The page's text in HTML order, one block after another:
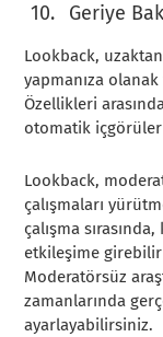
Geriye Bak
Lookback,
yapmanıza olanak
Özellikleri
otomatik içgörüler
Lookback,
çalışmaları
çalışma
etkileşime
Moderatörsüz
zamanlarında
ayarlayabilirsiniz.